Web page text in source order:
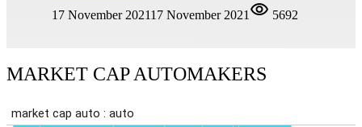
17 November 202117 November 2021 5692
MARKET CAP AUTOMAKERS